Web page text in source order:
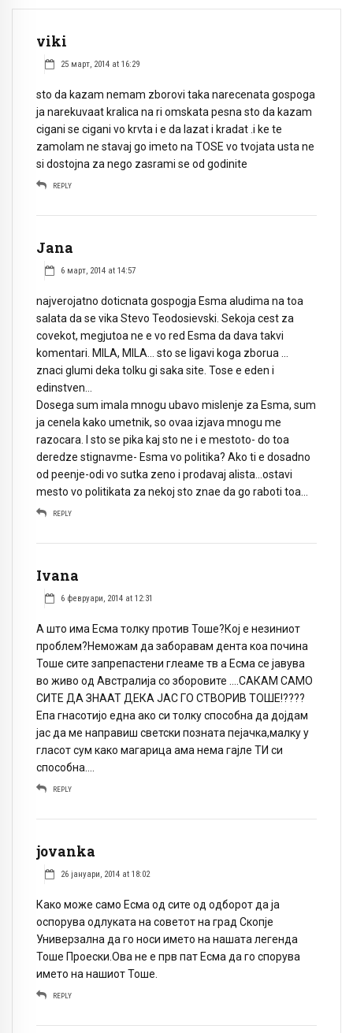
viki
25 март, 2014 at 16:29
sto da kazam nemam zborovi taka narecenata gospoga
ja narekuvaat kralica na ri omskata pesna sto da kazam
cigani se cigani vo krvta i e da lazat i kradat .i ke te
zamolam ne stavaj go imeto na TOSE vo tvojata usta ne
si dostojna za nego zasrami se od godinite
REPLY
Jana
6 март, 2014 at 14:57
najverojatno doticnata gospogja Esma aludima na toa
salata da se vika Stevo Teodosievski. Sekoja cest za
covekot, megjutoa ne e vo red Esma da dava takvi
komentari. MILA, MILA… sto se ligavi koga zborua …
znaci glumi deka tolku gi saka site. Tose e eden i
edinstven…
Dosega sum imala mnogu ubavo mislenje za Esma, sum
ja cenela kako umetnik, so ovaa izjava mnogu me
razocara. I sto se pika kaj sto ne i e mestoto- do toa
deredze stignavme- Esma vo politika? Ako ti e dosadno
od peenje-odi vo sutka zeno i prodavaj alista…ostavi
mesto vo politikata za nekoj sto znae da go raboti toa…
REPLY
Ivana
6 февруари, 2014 at 12:31
А што има Есма толку против Тоше?Кој е незиниот
проблем?Неможам да заборавам дента коа почина
Тоше сите запрепастени глеаме тв а Есма се јавува
во живо од Австралија со зборовите ….САКАМ САМО
СИТЕ ДА ЗНААТ ДЕКА ЈАС ГО СТВОРИВ ТОШЕ!????
Епа гнасотијо една ако си толку способна да дојдам
јас да ме направиш светски позната пејачка,малку у
гласот сум како магарица ама нема гајле ТИ си
способна….
REPLY
jovanka
26 јануари, 2014 at 18:02
Како може само Есма од сите од одборот да ја
оспорува одлуката на советот на град Скопје
Универзална да го носи името на нашата легенда
Тоше Проески.Ова не е прв пат Есма да го спорува
името на нашиот Тоше.
REPLY